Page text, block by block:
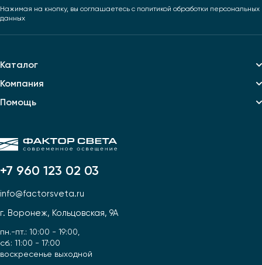
+7 960 123 02 03
info@factorsveta.ru
г. Воронеж, Кольцовская, 9А
пн.-пт.: 10:00 - 19:00,
сб.: 11:00 - 17:00
воскресенье выходной
Каталог
Компания
Помощь
Нажимая на кнопку, вы соглашаетесь с политикой обработки персональных
данных